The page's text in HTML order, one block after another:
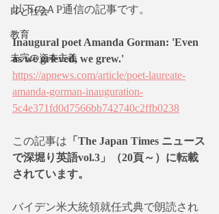
ITと社会
教育
未完の資本主義
以下のＡP通信の記事です。
Inaugural poet Amanda Gorman: 'Even
as we grieved, we grew.'
https://apnews.com/article/poet-laureate-
amanda-gorman-inauguration-
5c4e371fd0d7566bb742740c2ffb0238
この記事は 「The Japan Times ニュース
で深堀り英語vol.3」（20頁～）に転載
されています。
バイデン米大統領就任式典で朗読され